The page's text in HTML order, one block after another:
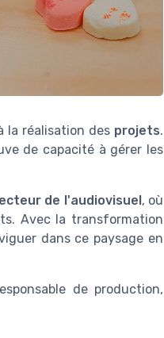
la réalisation des projets.
de capacité à gérer les
de l'audiovisuel , où
Avec la transformation
dans ce paysage en
de production,